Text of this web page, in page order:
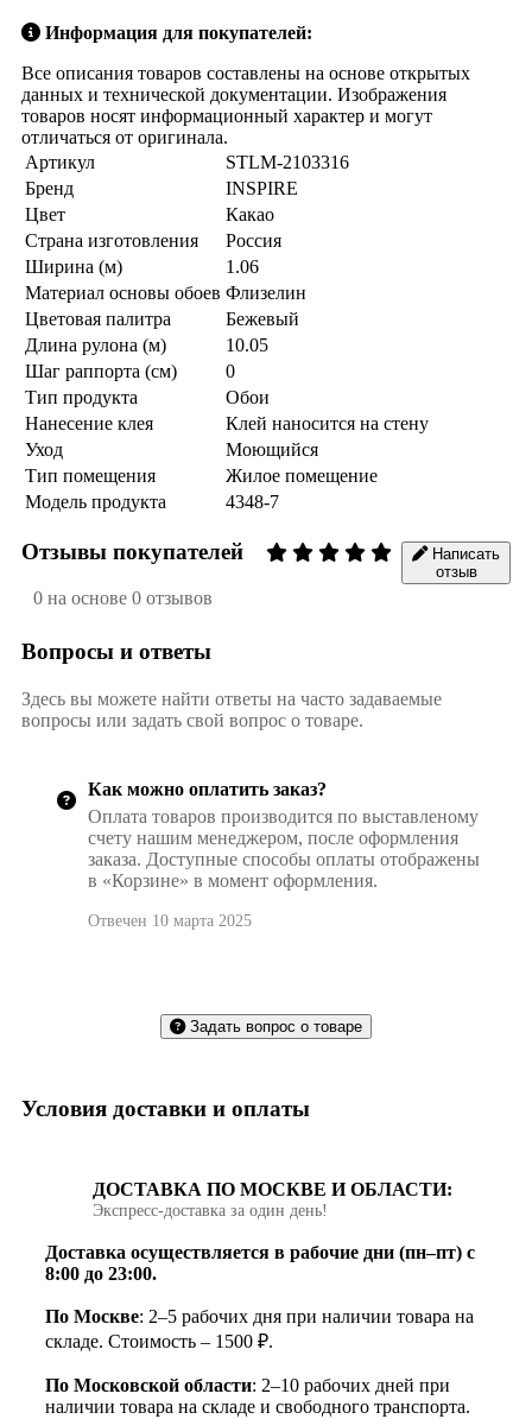
Информация для покупателей:
Все описания товаров составлены на основе открытых
данных и технической документации. Изображения
товаров носят информационный характер и могут
отличаться от оригинала.
Артикул
STLM-2103316
Бренд
INSPIRE
Цвет
Какао
Страна изготовления
Россия
Ширина (м)
1.06
Материал основы обоев Флизелин
Цветовая палитра
Бежевый
Длина рулона (м)
10.05
Шаг раппорта (см)
0
Тип продукта
Обои
Нанесение клея
Клей наносится на стену
Уход
Моющийся
Тип помещения
Жилое помещение
Модель продукта
4348-7
Отзывы покупателей
0 на основе 0 отзывов
Написать
отзыв
Вопросы и ответы
Здесь вы можете найти ответы на часто задаваемые
вопросы или задать свой вопрос о товаре.
Как можно оплатить заказ?
Оплата товаров производится по выставленому
счету нашим менеджером, после оформления
заказа. Доступные способы оплаты отображены
в «Корзине» в момент оформления.
Отвечен 10 марта 2025
Задать вопрос о товаре
Условия доставки и оплаты
ДОСТАВКА ПО МОСКВЕ И ОБЛАСТИ:
Экспресс‑доставка за один день!
Доставка осуществляется в рабочие дни (пн–пт) с
8:00 до 23:00.
По Москве: 2–5 рабочих дня при наличии товара на
складе. Стоимость – 1500 ₽.
По Московской области: 2–10 рабочих дней при
наличии товара на складе и свободного транспорта.